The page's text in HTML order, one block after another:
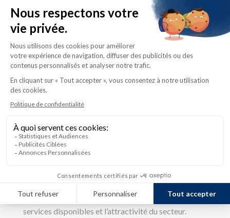
construction de votre maison, incluant la conception
de vos plans de maison
Il est également essentiel de vérifier la présence des
services municipaux : égouts, aqueduc et réseau
place sur le terrain, partiellement disponibles dans la
rue, ou totalement absentes. Leur absence peut
de 15 000 $ à 75 000 $, selon la nature des travaux
requis.
constructible
Le prix varie selon la localisation
, la superficie, les
services disponibles et l’attractivité du secteur.